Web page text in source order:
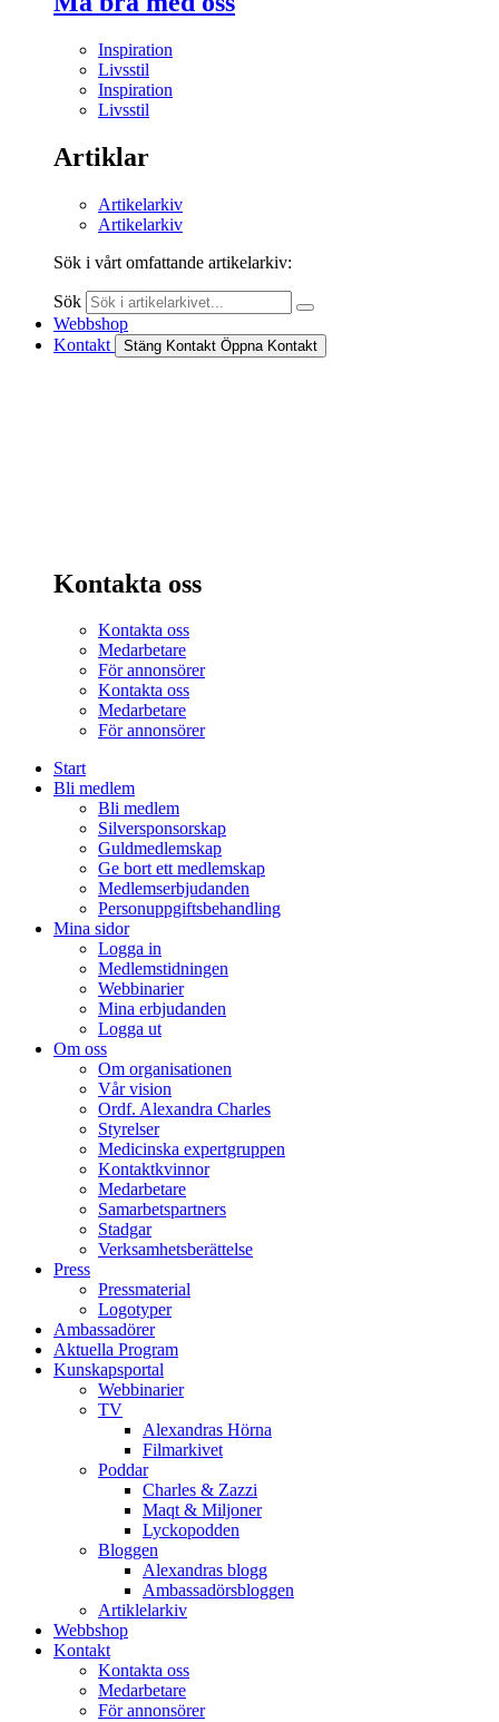
Inspiration
Livsstil
Inspiration
Livsstil
Artiklar
Artikelarkiv
Artikelarkiv
Sök i vårt omfattande artikelarkiv:
Sök
Webbshop
Kontakt
Stäng Kontakt Öppna Kontakt
Kontakta oss
Kontakta oss
Medarbetare
För annonsörer
Kontakta oss
Medarbetare
För annonsörer
Start
Bli medlem
Bli medlem
Silversponsorskap
Guldmedlemskap
Ge bort ett medlemskap
Medlemserbjudanden
Personuppgiftsbehandling
Mina sidor
Logga in
Medlemstidningen
Webbinarier
Mina erbjudanden
Logga ut
Om oss
Om organisationen
Vår vision
Ordf. Alexandra Charles
Styrelser
Medicinska expertgruppen
Kontaktkvinnor
Medarbetare
Samarbetspartners
Stadgar
Verksamhetsberättelse
Press
Pressmaterial
Logotyper
Ambassadörer
Aktuella Program
Kunskapsportal
Webbinarier
TV
Alexandras Hörna
Filmarkivet
Poddar
Charles & Zazzi
Maqt & Miljoner
Lyckopodden
Bloggen
Alexandras blogg
Ambassadörsbloggen
Artiklelarkiv
Webbshop
Kontakt
Kontakta oss
Medarbetare
För annonsörer